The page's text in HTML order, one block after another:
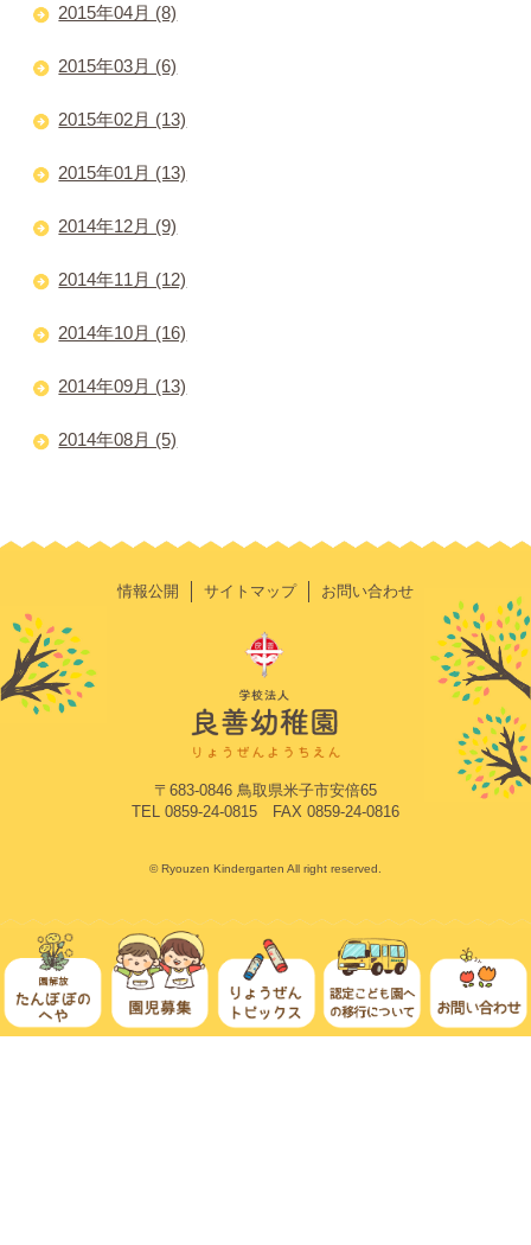
2015年04月 (8)
2015年03月 (6)
2015年02月 (13)
2015年01月 (13)
2014年12月 (9)
2014年11月 (12)
2014年10月 (16)
2014年09月 (13)
2014年08月 (5)
情報公開 サイトマップ お問い合わせ
〒683-0846 鳥取県米子市安倍65
TEL 0859-24-0815 FAX 0859-24-0816
© Ryouzen Kindergarten All right reserved.